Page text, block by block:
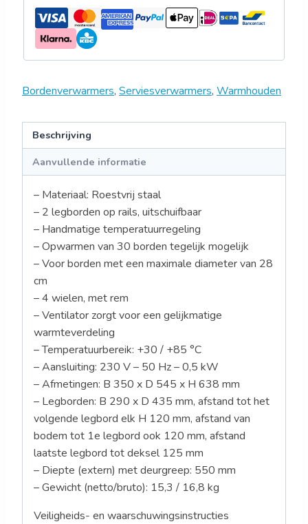
Bordenverwarmers, Serviesverwarmers, Warmhouden
Beschrijving
Aanvullende informatie
– Materiaal: Roestvrij staal
– 2 legborden op rails, uitschuifbaar
– Handmatige temperatuurregeling
– Opwarmen van 30 borden tegelijk mogelijk
– Voor borden met een maximale diameter van 28
cm
– 4 wielen, met rem
– Ventilator zorgt voor een gelijkmatige
warmteverdeling
– Temperatuurbereik: +30 / +85 °C
– Aansluiting: 230 V – 50 Hz – 0,5 kW
– Afmetingen: B 350 x D 545 x H 638 mm
– Legborden: B 290 x D 435 mm, afstand tot het
volgende legbord elk H 120 mm, afstand van
bodem tot 1e legbord ook 120 mm, afstand
laatste legbord tot deksel 125 mm
– Diepte (extern) met deurgreep: 550 mm
– Gewicht (netto/bruto): 15,3 / 16,8 kg
Veiligheids- en waarschuwingsinstructies